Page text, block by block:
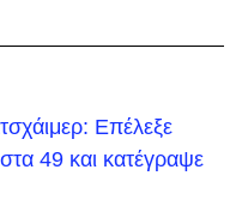
Επέλεξε
49 και κατέγραψε